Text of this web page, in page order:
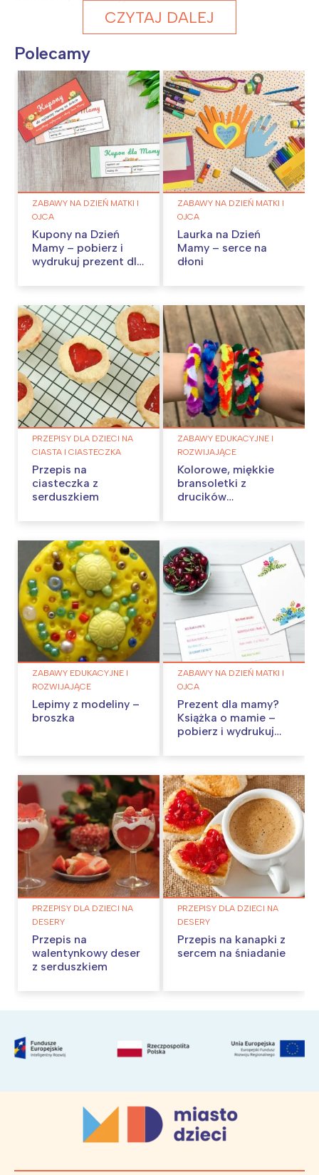
CZYTAJ DALEJ
Polecamy
ZABAWY NA DZIEŃ MATKI I
OJCA
Kupony na Dzień
Mamy – pobierz i
wydrukuj prezent dla
ZABAWY NA DZIEŃ MATKI I
OJCA
Laurka na Dzień
Mamy – serce na
dłoni
PRZEPISY DLA DZIECI NA
CIASTA I CIASTECZKA
Przepis na
ciasteczka z
serduszkiem
ZABAWY EDUKACYJNE I
ROZWIJAJĄCE
Kolorowe, miękkie
bransoletki z
drucików
ZABAWY EDUKACYJNE I
ROZWIJAJĄCE
Lepimy z modeliny –
broszka
ZABAWY NA DZIEŃ MATKI I
OJCA
Prezent dla mamy?
Książka o mamie –
pobierz i wydrukuj
PRZEPISY DLA DZIECI NA
DESERY
Przepis na
walentynkowy deser
z serduszkiem
PRZEPISY DLA DZIECI NA
DESERY
Przepis na kanapki z
sercem na śniadanie